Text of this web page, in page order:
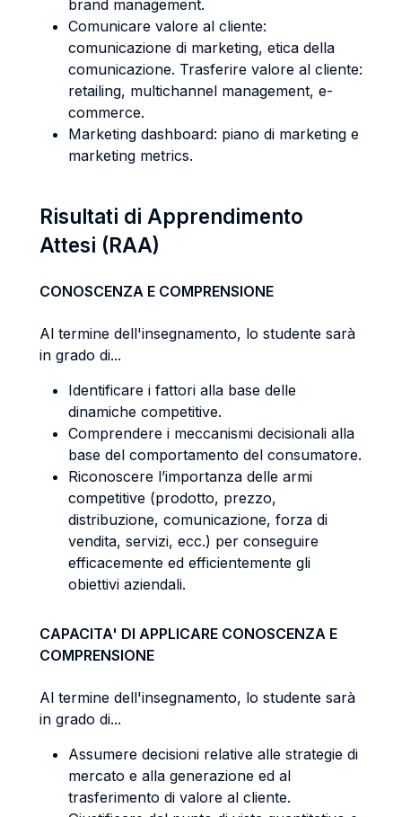
brand management.
Comunicare valore al cliente:
comunicazione di marketing, etica della
comunicazione. Trasferire valore al cliente:
retailing, multichannel management, e­
commerce.
Marketing dashboard: piano di marketing e
marketing metrics.
Risultati di Apprendimento
Attesi (RAA)
CONOSCENZA E COMPRENSIONE
Al termine dell'insegnamento, lo studente sarà
in grado di...
Identificare i fattori alla base delle
dinamiche competitive.
Comprendere i meccanismi decisionali alla
base del comportamento del consumatore.
Riconoscere l’importanza delle armi
competitive (prodotto, prezzo,
distribuzione, comunicazione, forza di
vendita, servizi, ecc.) per conseguire
efficacemente ed efficientemente gli
obiettivi aziendali.
CAPACITA' DI APPLICARE CONOSCENZA E
COMPRENSIONE
Al termine dell'insegnamento, lo studente sarà
in grado di...
Assumere decisioni relative alle strategie di
mercato e alla generazione ed al
trasferimento di valore al cliente.